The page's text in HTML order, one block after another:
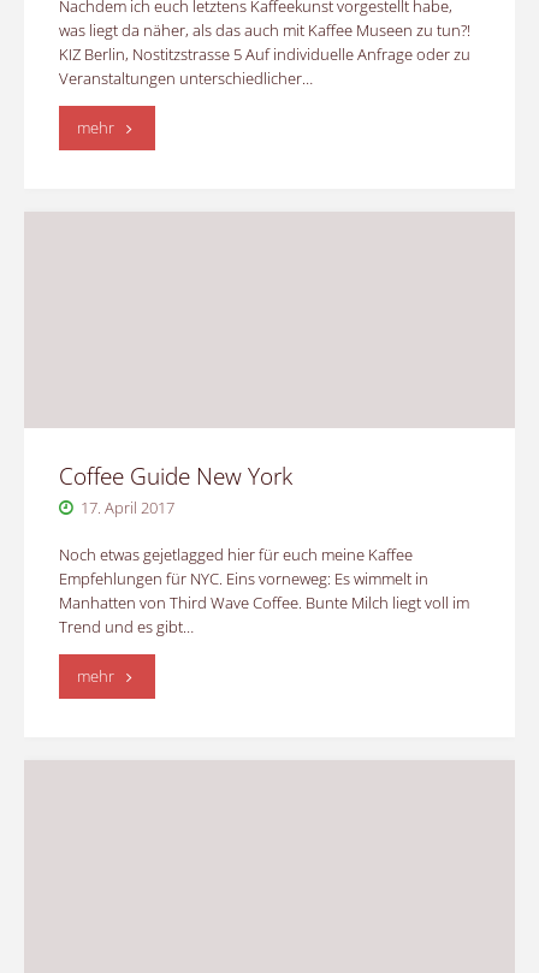
Nachdem ich euch letztens Kaffeekunst vorgestellt habe,
was liegt da näher, als das auch mit Kaffee Museen zu tun?!
KIZ Berlin, Nostitzstrasse 5 Auf individuelle Anfrage oder zu
Veranstaltungen unterschiedlicher…
mehr"Kaffee
Coffee Guide New York
17. April 2017
Noch etwas gejetlagged hier für euch meine Kaffee
Empfehlungen für NYC. Eins vorneweg: Es wimmelt in
Manhatten von Third Wave Coffee. Bunte Milch liegt voll im
Trend und es gibt…
mehr"Coffee